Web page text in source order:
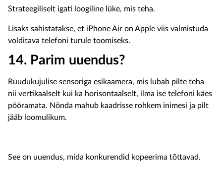
Strateegiliselt igati loogiline lüke, mis teha.
Lisaks sahistatakse, et iPhone Air on Apple viis valmistuda
volditava telefoni turule toomiseks.
14. Parim uuendus?
Ruudukujulise sensoriga esikaamera, mis lubab pilte teha
nii vertikaalselt kui ka horisontaalselt, ilma ise telefoni käes
pööramata. Nõnda mahub kaadrisse rohkem inimesi ja pilt
jääb loomulikum.
See on uuendus, mida konkurendid kopeerima tõttavad.